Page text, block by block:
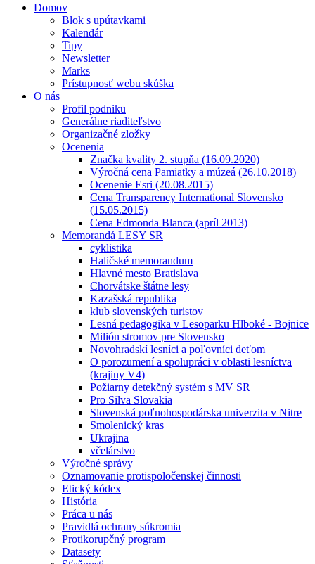
Domov
Blok s upútavkami
Kalendár
Tipy
Newsletter
Marks
Prístupnosť webu skúška
O nás
Profil podniku
Generálne riaditeľstvo
Organizačné zložky
Ocenenia
Značka kvality 2. stupňa (16.09.2020)
Výročná cena Pamiatky a múzeá (26.10.2018)
Ocenenie Esri (20.08.2015)
Cena Transparency International Slovensko
(15.05.2015)
Cena Edmonda Blanca (apríl 2013)
Memorandá LESY SR
cyklistika
Haličské memorandum
Hlavné mesto Bratislava
Chorvátske štátne lesy
Kazašská republika
klub slovenských turistov
Lesná pedagogika v Lesoparku Hlboké - Bojnice
Milión stromov pre Slovensko
Novohradskí lesníci a poľovníci deťom
O porozumení a spolupráci v oblasti lesníctva
(krajiny V4)
Požiarny detekčný systém s MV SR
Pro Silva Slovakia
Slovenská poľnohospodárska univerzita v Nitre
Smolenický kras
Ukrajina
včelárstvo
Výročné správy
Oznamovanie protispoločenskej činnosti
Etický kódex
História
Práca u nás
Pravidlá ochrany súkromia
Protikorupčný program
Datasety